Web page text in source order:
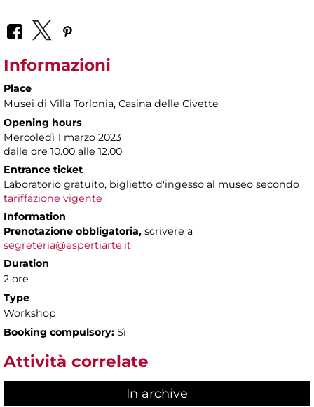
Informazioni
Place
Musei di Villa Torlonia, Casina delle Civette
Opening hours
Mercoledì 1 marzo 2023
dalle ore 10.00 alle 12.00
Entrance ticket
Laboratorio gratuito, biglietto d'ingesso al museo secondo
tariffazione vigente
Information
Prenotazione obbligatoria, scrivere a
segreteria@espertiarte.it
Duration
2 ore
Type
Workshop
Booking compulsory: Sì
Attività correlate
In archive